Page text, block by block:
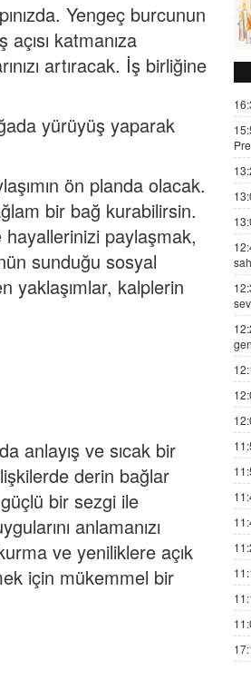
Yengeç burcunun
katmanıza
artıracak. İş birliğine
yürüyüş yaparak
ön planda olacak.
bir bağ kurabilirsin.
paylaşmak,
sunduğu sosyal
yaklaşımlar, kalplerin
anlayış ve sıcak bir
derin bağlar
bir sezgi ile
anlamanızı
ve yeniliklere açık
için mükemmel bir